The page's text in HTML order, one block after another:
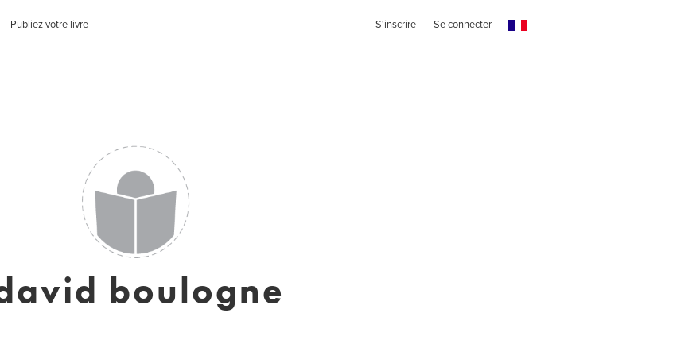
Publiez votre livre S'inscrire Se connecter
boulogne